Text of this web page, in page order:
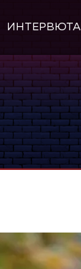
ИНТЕРВЮТА